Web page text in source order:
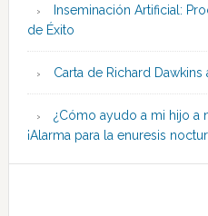
Inseminación Artificial:
de Éxito
Carta de Richard
¿Cómo ayudo a mi hijo a
¡Alarma para la enuresis